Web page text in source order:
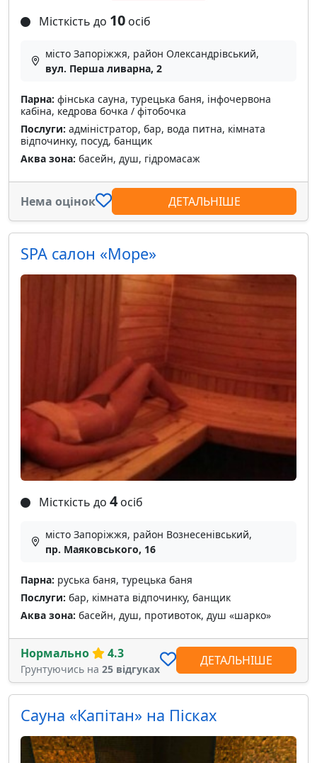
Місткість до 10 осіб
місто Запоріжжя, район Олександрівський,
вул. Перша ливарна, 2
Парна: фінська сауна, турецька баня, інфочервона
кабіна, кедрова бочка / фітобочка
Послуги: адміністратор, бар, вода питна, кімната
відпочинку, посуд, банщик
Аква зона: басейн, душ, гідромасаж
Нема оцінок ДЕТАЛЬНІШЕ
SPA салон «Море»
Місткість до 4 осіб
місто Запоріжжя, район Вознесенівський,
пр. Маяковського, 16
Парна: руська баня, турецька баня
Послуги: бар, кімната відпочинку, банщик
Аква зона: басейн, душ, противоток, душ «шарко»
Нормально 4.3
Грунтуючись на 25 відгуках
ДЕТАЛЬНІШЕ
Сауна «Капітан» на Пісках